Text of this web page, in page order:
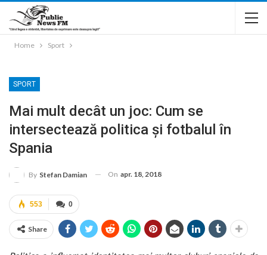
Home Sport
SPORT
Mai mult decât un joc: Cum se
intersectează politica și fotbalul în
Spania
By Stefan Damian On apr. 18, 2018
0
553
Share